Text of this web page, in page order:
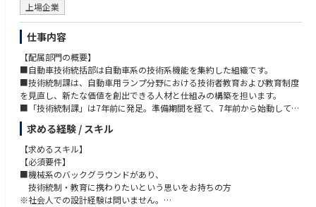
上場企業
仕事内容
【配属部門の概要】
■自動車技術統括部は自動車系の技術系機能を集約した組織です。
■技術統制課は、自動車用ランプ分野における技術者教育および教育制度
を見直し、新たな価値を創出できる人材と仕組みの構築を担います。
■「技術統制課」は7年前に発足。準備期間を経て、7年前から始動してい
ます。
■長期経営計画/中期経営計画に基づき、時代に合わせたビジョンを設定し
ています。
今回の中期経営計画では「仕込み→獲得→躍進」です。
現在は「獲得」フェーズでこれまでの仕込みから躍進として掲げている
「設計品質向上のグローバル展開での取り組み」につなげるべく取り組み
を進めています。
求める経験 / スキル
【求めるスキル】
【必須要件】
■機械系のバックグラウンドがあり、
技術統制・教育に携わりたいという思いをお持ちの方
※社会人での設計経験は問いません。